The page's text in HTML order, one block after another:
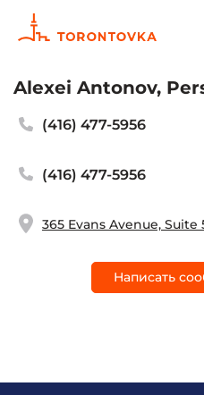
Alexei Antonov,
(416) 477-5956
(416) 477-5956
365 Evans Avenue, Suite
Написать